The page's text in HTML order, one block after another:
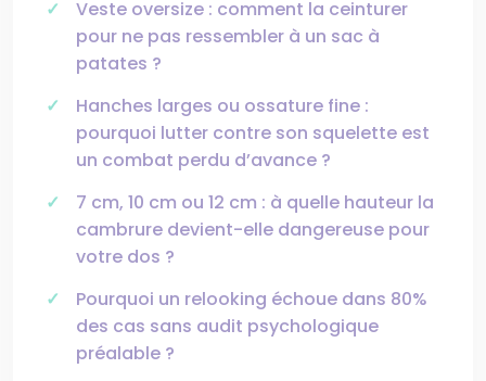
Veste oversize : comment la ceinturer
pour ne pas ressembler à un sac à
patates ?
Hanches larges ou ossature fine :
pourquoi lutter contre son squelette est
un combat perdu d’avance ?
7 cm, 10 cm ou 12 cm : à quelle hauteur la
cambrure devient-elle dangereuse pour
votre dos ?
Pourquoi un relooking échoue dans 80%
des cas sans audit psychologique
préalable ?